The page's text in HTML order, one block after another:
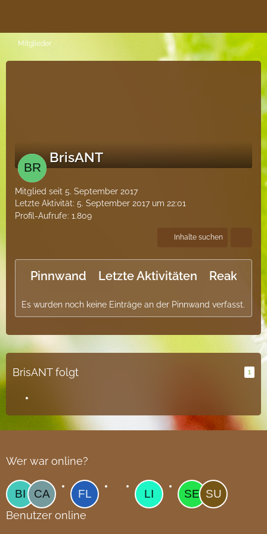
Mitglieder
BrisANT
Mitglied seit 5. September 2017
Letzte Aktivität: 5. September 2017 um 22:01
Profil-Aufrufe 1.809
Inhalte suchen
Pinnwand Letzte Aktivitäten
Es wurden noch keine Einträge an der Pinnwand verfasst.
BrisANT folgt 1
Wer war online?
Benutzer online